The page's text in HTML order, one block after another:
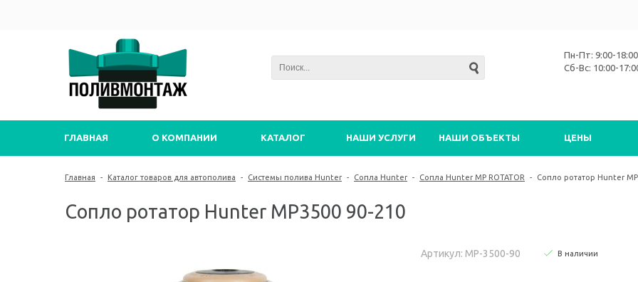
Пн-Пт: 9:00-18:00
Сб-Вс: 10:00-
ГЛАВНАЯ О КОМПАНИИ КАТАЛОГ НАШИ УСЛУГИ НАШИ ОБЪЕКТЫ ЦЕНЫ
Главная - Каталог товаров для автополива - Системы полива Hunter - Сопла Hunter - Сопла Hunter MP ROTATOR - Сопло ротатор Hunter
Сопло ротатор Hunter MP3500 90-210
Артикул: MP-3500-90 В наличии